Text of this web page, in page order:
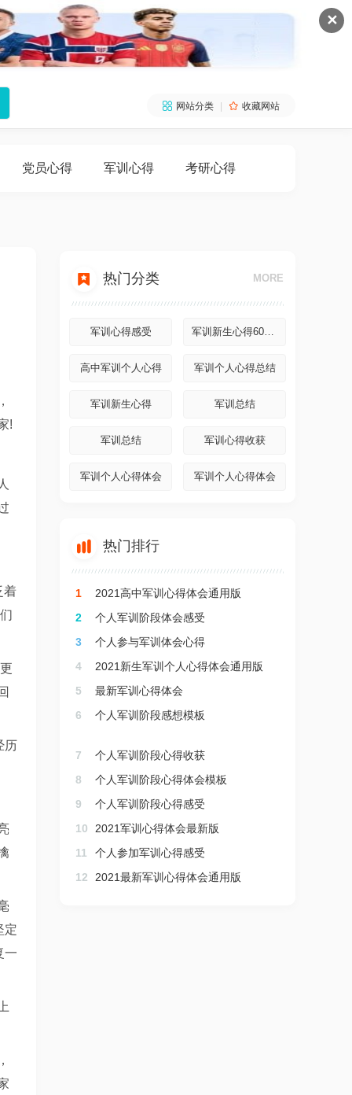
✕
 网站分类  收藏网站
党员心得 军训心得 考研心得
!
着
历
定
一
 热门分类 MORE
军训心得感受 军训新生心得600字
高中军训个人心得 军训个人心得总结
军训新生心得 军训总结
军训总结 军训心得收获
军训个人心得体会 军训个人心得体会
 热门排行
1
2021高中军训心得体会通用版
2
个人军训阶段体会感受
3
个人参与军训体会心得
4
2021新生军训个人心得体会通用版
5
最新军训心得体会
6
个人军训阶段感想模板
7
个人军训阶段心得收获
8
个人军训阶段心得体会模板
9
个人军训阶段心得感受
10
2021军训心得体会最新版
11
个人参加军训心得感受
12
2021最新军训心得体会通用版